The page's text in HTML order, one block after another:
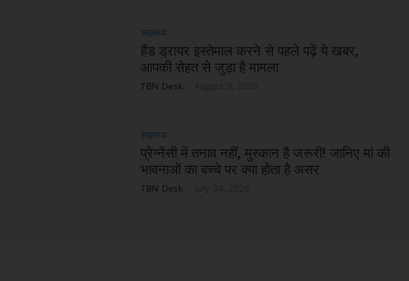
स्वास्थ्य
हैंड ड्रायर इस्तेमाल करने से पहले पढ़ें ये खबर,
आपकी सेहत से जुड़ा है मामला
TBN Desk
स्वास्थ्य
प्रेग्नेंसी में तनाव नहीं, मुस्कान है जरूरी! जानिए मां की
भावनाओं का बच्चे पर क्या होता है असर
TBN Desk